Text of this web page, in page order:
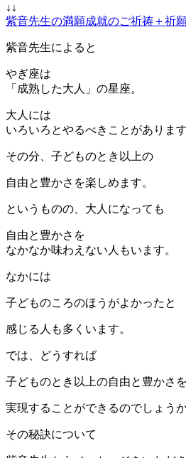
↓↓
紫音先生の満願成就のご祈祷＋祈
紫音先生によると
やぎ座は
「成熟した大人」の星座。
大人には
いろいろとやるべきことがありま
その分、子どものとき以上の
自由と豊かさを楽しめます。
というものの、大人になっても
自由と豊かさを
なかなか味わえない人もいます。
なかには
子どものころのほうがよかったと
感じる人も多くいます。
では、どうすれば
子どものとき以上の自由と豊かさを
実現することができるのでしょうか
その秘訣について